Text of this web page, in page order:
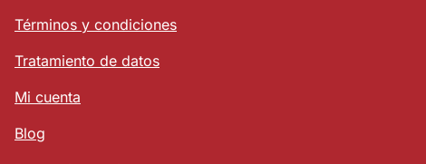
Términos y condiciones
Tratamiento de datos
Mi cuenta
Blog